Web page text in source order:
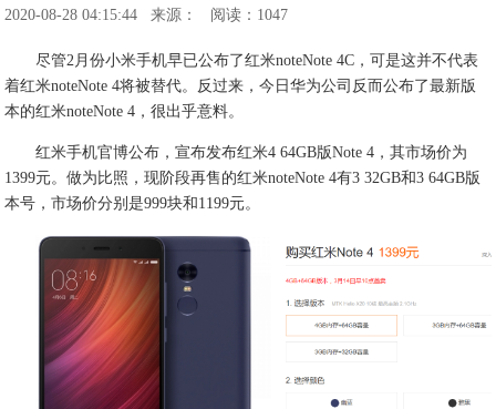
2020-08-28 04:15:44 来源： 阅读：1047
尽管2月份小米手机早已公布了红米noteNote 4C，可是这并不代表
着红米noteNote 4将被替代。反过来，今日华为公司反而公布了最新版
本的红米noteNote 4，很出乎意料。
红米手机官博公布，宣布发布红米4 64GB版Note 4，其市场价为
1399元。做为比照，现阶段再售的红米noteNote 4有3 32GB和3 64GB版
本号，市场价分别是999块和1199元。